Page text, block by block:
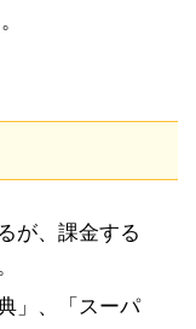
が、課金する
」、「スーパ